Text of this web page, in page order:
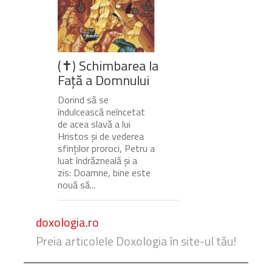
(✝) Schimbarea la
Față a Domnului
Dorind să se
îndulcească neîncetat
de acea slavă a lui
Hristos și de vederea
sfinților proroci, Petru a
luat îndrăzneală și a
zis: Doamne, bine este
nouă să...
doxologia.ro
Preia articolele Doxologia în site-ul tău!